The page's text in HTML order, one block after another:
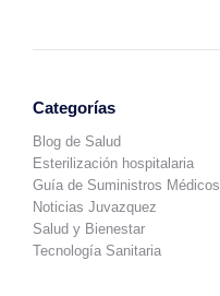
Categorías
Blog de Salud
Esterilización hospitalaria
Guía de Suministros Médicos
Noticias Juvazquez
Salud y Bienestar
Tecnología Sanitaria